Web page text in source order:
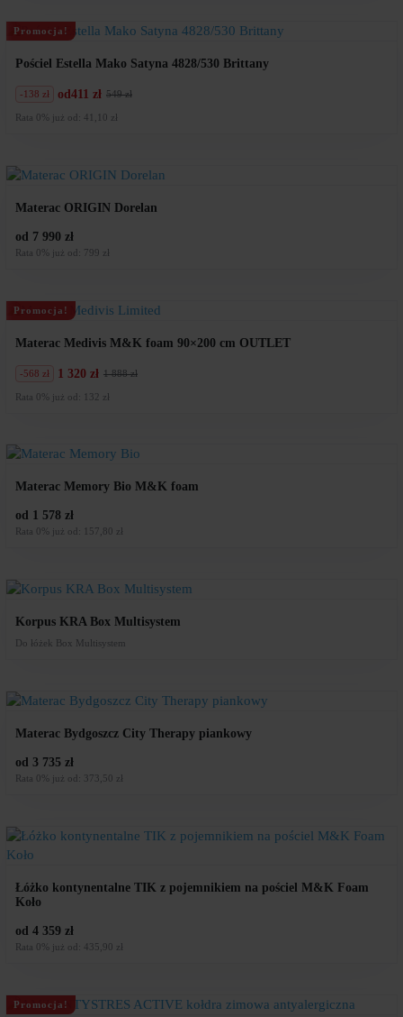
zł.
zł.
Promocja!
Pościel Estella Mako Satyna 4828/530 Brittany
od 549 zł
Pierwotna
cena
411 zł
Aktualna
cena
-138 zł
Rata 0% już od: 41,10 zł
Materac ORIGIN Dorelan
od 7 990 zł
Rata 0% już od: 799 zł
Promocja!
Materac Medivis M&K foam 90×200 cm OUTLET
1 888 zł
Pierwotna
cena
zł.
1 320 zł
Aktualna
cena
zł.
-568 zł
Rata 0% już od: 132 zł
Materac Memory Bio M&K foam
od 1 578 zł
Rata 0% już od: 157,80 zł
Korpus KRA Box Multisystem
Do łóżek Box Multisystem
Materac Bydgoszcz City Therapy piankowy
od 3 735 zł
Rata 0% już od: 373,50 zł
Łóżko kontynentalne TIK z pojemnikiem na pościel M&K Foam
Koło
od 4 359 zł
Rata 0% już od: 435,90 zł
Promocja!